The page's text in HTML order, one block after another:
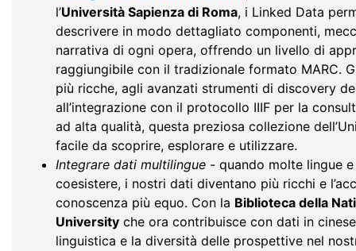
l’Università Sapienza di Roma, i Linked Data
descrivere in modo dettagliato componenti,
narrativa di ogni opera, offrendo un livello di
raggiungibile con il tradizionale formato MARC.
più ricche, agli avanzati strumenti di discovery
all’integrazione con il protocollo IIIF per la
ad alta qualità, questa preziosa collezione
facile da scoprire, esplorare e utilizzare.
Integrare dati multilingue - quando molte lingue
coesistere, i nostri dati diventano più ricchi e
conoscenza più equo. Con la Biblioteca della
University che ora contribuisce con dati in
linguistica e la diversità delle prospettive nel